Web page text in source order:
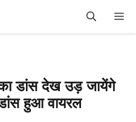
का डांस देख उड़ जायेंगे
हुआ वायरल